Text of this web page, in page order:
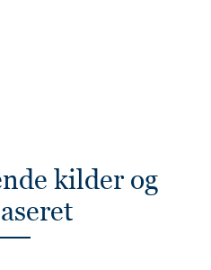
kilder og